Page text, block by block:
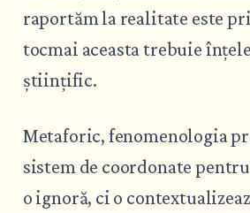
raportăm la realitate este
tocmai aceasta trebuie
științific.
Metaforic, fenomenologia
sistem de coordonate
o ignoră, ci o